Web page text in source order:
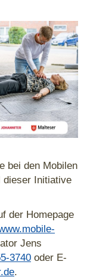
bei den Mobilen
dieser Initiative
der Homepage
Jens
3740 oder E-
.